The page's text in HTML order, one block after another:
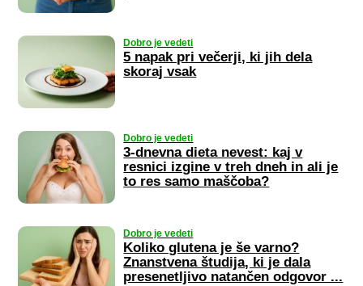
Dobro je vedeti
5 napak pri večerji, ki jih dela
skoraj vsak
Dobro je vedeti
3-dnevna dieta nevest: kaj v
resnici izgine v treh dneh in ali je
to res samo maščoba?
Dobro je vedeti
Koliko glutena je še varno?
Znanstvena študija, ki je dala
presenetljivo natančen odgovor ...